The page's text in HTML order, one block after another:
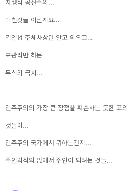
자생적 공산주의...
미친것들 아닌지요...
김일성 주체사상만 알고 외우고...
표관리만 하는...
무식의 극치...
민주주의의 가장 큰 장점을 훼손하는 듯한 표
것들이...
민주주의 국가에서 뭐하는건지...
주인의식의 없애서 주인이 되려는 것들...